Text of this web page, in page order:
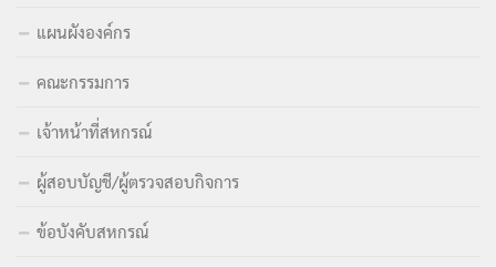
แผนผังองค์กร
คณะกรรมการ
เจ้าหน้าที่สหกรณ์
ผู้สอบบัญชี/ผู้ตรวจสอบกิจการ
ข้อบังคับสหกรณ์